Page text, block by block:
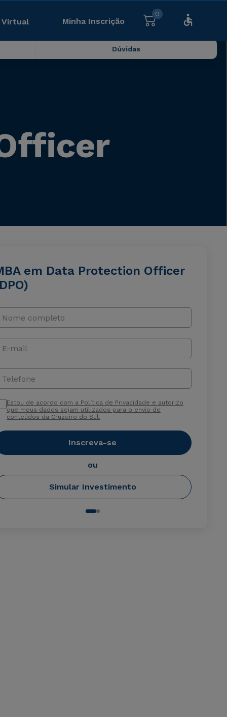
Virtual Minha Inscrição
0
Dúvidas
em Data Protection Officer
Nome completo
E-mail
Telefone
Estou de acordo com a Política de Privacidade e autorizo
que meus dados sejam utilizados para o envio de
conteúdos da Cruzeiro do Sul.
Inscreva-se
ou
Simular Investimento